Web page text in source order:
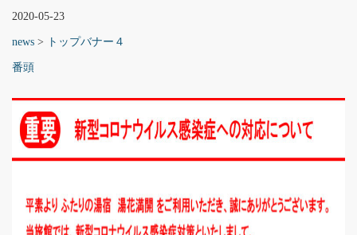
2020-05-23
news > トップバナー４
番頭